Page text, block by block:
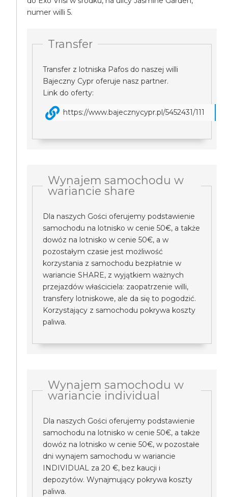
numer willi 5.
Transfer
Transfer z lotniska Pafos do naszej willi
Bajeczny Cypr oferuje nasz partner.
Link do oferty:
https://www.bajecznycypr.pl/5452431/111
Wynajem samochodu w
wariancie share
Dla naszych Gości oferujemy podstawienie
samochodu na lotnisko w cenie 50€, a także
dowóz na lotnisko w cenie 50€, a w
pozostałym czasie jest możliwość
korzystania z samochodu bezpłatnie w
wariancie SHARE, z wyjątkiem ważnych
przejazdów właściciela: zaopatrzenie willi,
transfery lotniskowe, ale da się to pogodzić.
Korzystający z samochodu pokrywa koszty
paliwa.
Wynajem samochodu w
wariancie individual
Dla naszych Gości oferujemy podstawienie
samochodu na lotnisko w cenie 50€, a także
dowóz na lotnisko w cenie 50€, w pozostałe
dni wynajem samochodu w wariancie
INDIVIDUAL za 20 €, bez kaucji i
depozytów. Wynajmujący pokrywa koszty
paliwa.